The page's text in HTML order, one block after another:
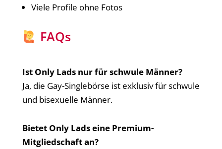
Viele Profile ohne Fotos
FAQs
Ist Only Lads nur für schwule Männer?
Ja, die Gay-Singlebörse ist exklusiv für schwule
und bisexuelle Männer.
Bietet Only Lads eine Premium-
Mitgliedschaft an?